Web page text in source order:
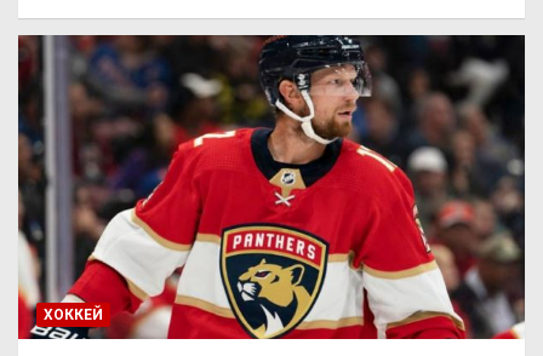
ХОККЕЙ